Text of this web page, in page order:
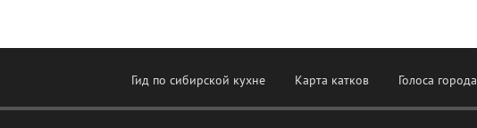
Гид по сибирской кухне Карта катков Голоса города